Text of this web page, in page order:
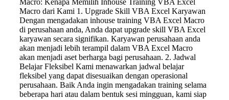
Macro dari Kami 1. Upgrade Skill VBA Excel Karyawan
Dengan mengadakan inhouse training VBA Excel Macro
di perusahaan anda, Anda dapat upgrade skill VBA Excel
karyawan secara signifikan. Karyawan perusahaan anda
akan menjadi lebih terampil dalam VBA Excel Macro
akan menjadi aset berharga bagi perusahaan. 2. Jadwal
Belajar Fleksibel Kami menawarkan jadwal belajar
fleksibel yang dapat disesuaikan dengan operasional
perusahaan. Baik Anda ingin mengadakan training selama
beberapa hari atau dalam bentuk sesi mingguan, kami siap